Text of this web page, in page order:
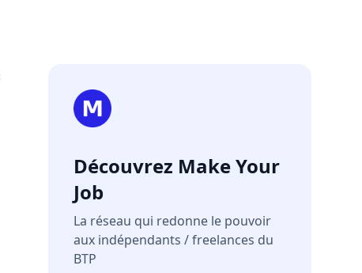
Découvrez Make Your
Job
La réseau qui redonne le pouvoir
aux indépendants / freelances du
BTP